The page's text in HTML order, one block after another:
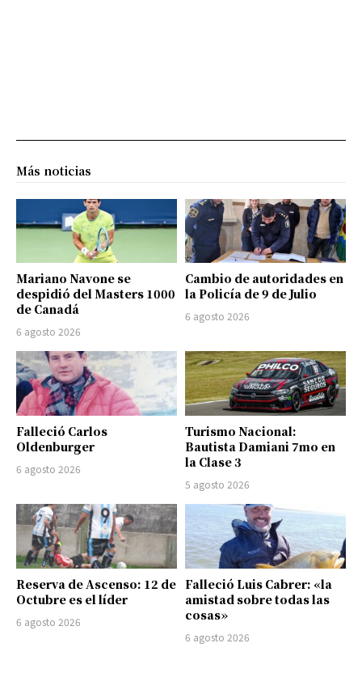
Más noticias
Mariano Navone se
despidió del Masters 1000
de Canadá
6 agosto 2026
Cambio de autoridades en
la Policía de 9 de Julio
6 agosto 2026
Falleció Carlos
Oldenburger
6 agosto 2026
Turismo Nacional:
Bautista Damiani 7mo en
la Clase 3
5 agosto 2026
Reserva de Ascenso: 12 de
Octubre es el líder
6 agosto 2026
Falleció Luis Cabrer: «la
amistad sobre todas las
cosas»
6 agosto 2026